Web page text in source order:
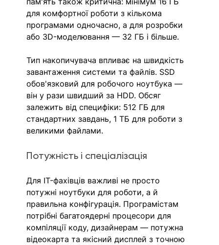
для комфортної роботи з кількома
програмами одночасно, а для розробки
або 3D-моделювання — 32 ГБ і більше.
Тип накопичувача впливає на швидкість
завантаження системи та файлів. SSD
обов'язковий для робочого ноутбука —
він у рази швидший за HDD. Обсяг
залежить від специфіки: 512 ГБ для
стандартних завдань, 1 ТБ для роботи з
великими файлами.
Потужність і спеціалізація
Для IT-фахівців важливі не просто
потужні ноутбуки для роботи, а й
правильна конфігурація. Програмістам
потрібні багатоядерні процесори для
компіляції коду, дизайнерам — потужна
відеокарта та якісний дисплей з точною